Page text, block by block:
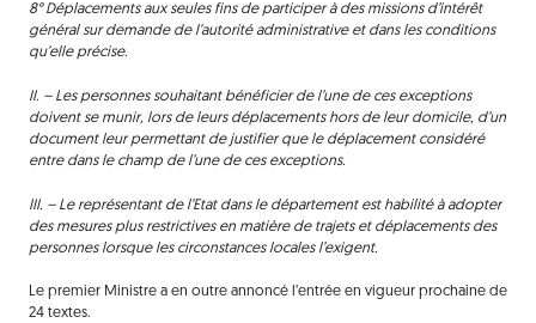
8° Déplacements aux seules fins de participer à des missions d’intérêt
général sur demande de l’autorité administrative et dans les conditions
qu’elle précise.
II. – Les personnes souhaitant bénéficier de l’une de ces exceptions
doivent se munir, lors de leurs déplacements hors de leur domicile, d’un
document leur permettant de justifier que le déplacement considéré
entre dans le champ de l’une de ces exceptions.
III. – Le représentant de l’Etat dans le département est habilité à adopter
des mesures plus restrictives en matière de trajets et déplacements des
personnes lorsque les circonstances locales l’exigent.
Le premier Ministre a en outre annoncé l’entrée en vigueur prochaine de
24 textes.